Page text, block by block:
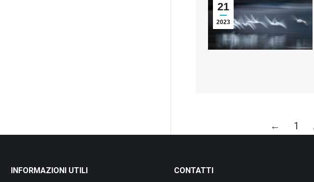
21
2023
← 1
INFORMAZIONI UTILI CONTATTI